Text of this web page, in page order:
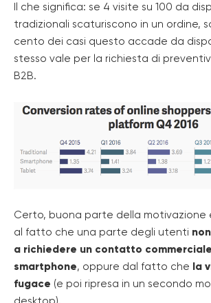
Il che significa: se 4 visite su 100 da
tradizionali scaturiscono in un ordine,
cento dei casi questo accade da
stesso vale per la richiesta di
B2B.
Certo, buona parte della motivazione
al fatto che una parte degli utenti
a richiedere un contatto
smartphone, oppure dal fatto che la
fugace (e poi ripresa in un secondo